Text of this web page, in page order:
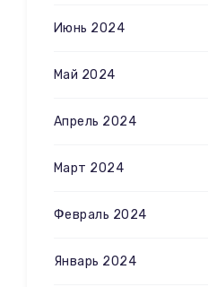
Июнь 2024
Май 2024
Апрель 2024
Март 2024
Февраль 2024
Январь 2024